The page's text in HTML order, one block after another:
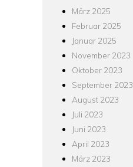
März 2025
Februar 2025
Januar 2025
November 2023
Oktober 2023
September 2023
August 2023
Juli 2023
Juni 2023
April 2023
März 2023